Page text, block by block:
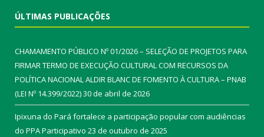
ÚLTIMAS PUBLICAÇÕES
CHAMAMENTO PÚBLICO Nº 01/2026 – SELEÇÃO DE PROJETOS PARA
FIRMAR TERMO DE EXECUÇÃO CULTURAL COM RECURSOS DA
POLÍTICA NACIONAL ALDIR BLANC DE FOMENTO À CULTURA – PNAB
(LEI Nº 14.399/2022)30 de abril de 2026
Ipixuna do Pará fortalece a participação popular com audiências
do PPA Participativo 23 de outubro de 2025